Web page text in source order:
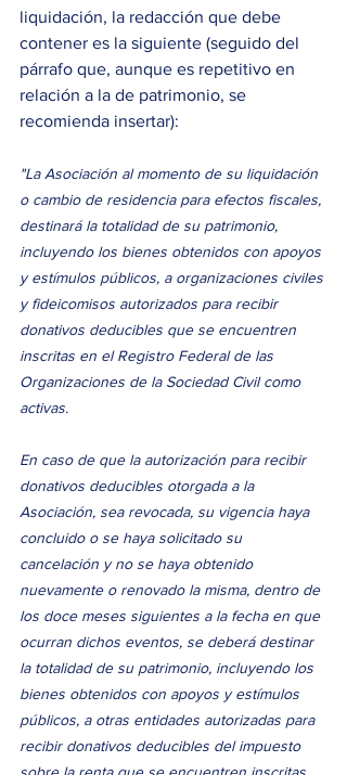
liquidación, la redacción que debe
contener es la siguiente (seguido del
párrafo que, aunque es repetitivo en
relación a la de patrimonio, se
recomienda insertar):
"La Asociación al momento de su liquidación
o cambio de residencia para efectos fiscales,
destinará la totalidad de su patrimonio,
incluyendo los bienes obtenidos con apoyos
y estímulos públicos, a organizaciones civiles
y fideicomisos autorizados para recibir
donativos deducibles que se encuentren
inscritas en el Registro Federal de las
Organizaciones de la Sociedad Civil como
activas.
En caso de que la autorización para recibir
donativos deducibles otorgada a la
Asociación, sea revocada, su vigencia haya
concluido o se haya solicitado su
cancelación y no se haya obtenido
nuevamente o renovado la misma, dentro de
los doce meses siguientes a la fecha en que
ocurran dichos eventos, se deberá destinar
la totalidad de su patrimonio, incluyendo los
bienes obtenidos con apoyos y estímulos
públicos, a otras entidades autorizadas para
recibir donativos deducibles del impuesto